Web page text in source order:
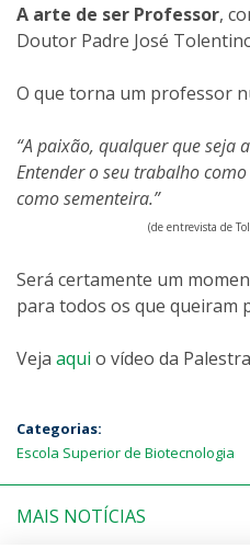
A arte de ser Professor,
Doutor Padre José
O que torna um professor
“A paixão, qualquer que seja
Entender o seu trabalho
como sementeira.”
(de entrevista de
Será certamente um
para todos os que queiram
Veja aqui o vídeo da
Categorias:
Escola Superior de Biotecnologia
MAIS NOTÍCIAS